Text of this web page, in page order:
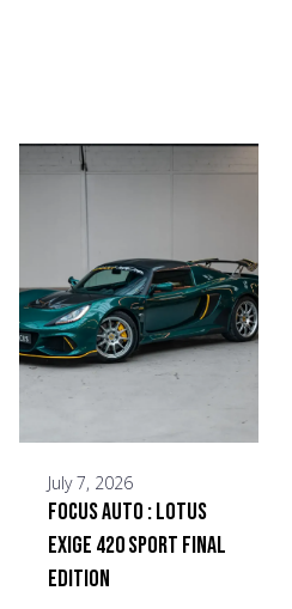
July 7, 2026
Focus Auto : Lotus
Exige 420 Sport Final
Edition